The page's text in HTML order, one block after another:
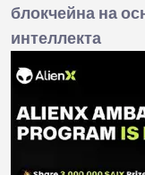
блокчейна на
интеллекта